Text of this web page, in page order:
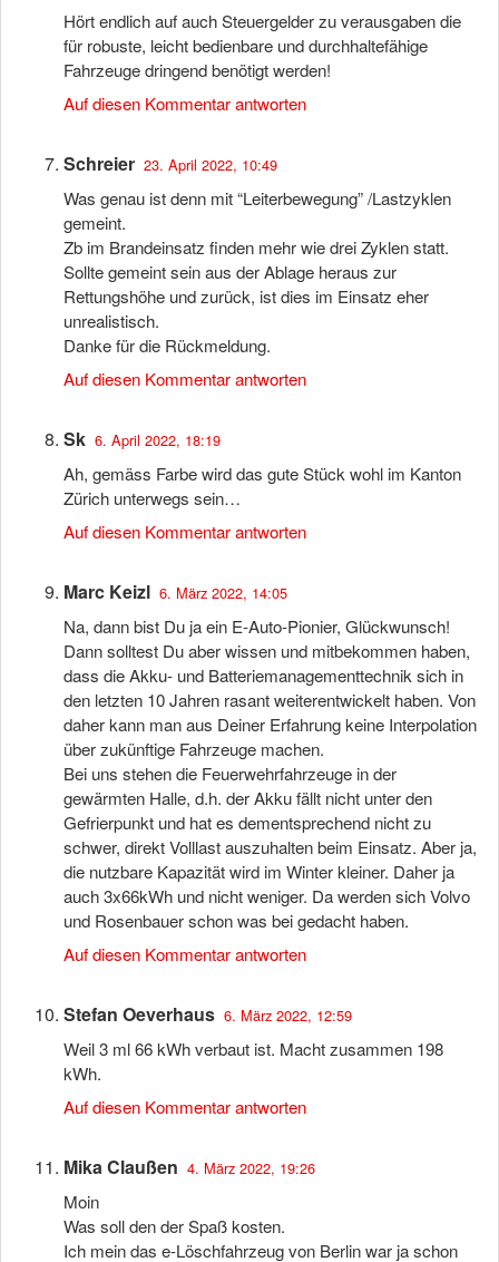
Hört endlich auf auch Steuergelder zu verausgaben die
für robuste, leicht bedienbare und durchhaltefähige
Fahrzeuge dringend benötigt werden!
Auf diesen Kommentar antworten
Schreier 23. April 2022, 10:49
Was genau ist denn mit “Leiterbewegung” /Lastzyklen
gemeint.
Zb im Brandeinsatz finden mehr wie drei Zyklen statt.
Sollte gemeint sein aus der Ablage heraus zur
Rettungshöhe und zurück, ist dies im Einsatz eher
unrealistisch.
Danke für die Rückmeldung.
Auf diesen Kommentar antworten
Sk 6. April 2022, 18:19
Ah, gemäss Farbe wird das gute Stück wohl im Kanton
Zürich unterwegs sein…
Auf diesen Kommentar antworten
Marc Keizl 6. März 2022, 14:05
Na, dann bist Du ja ein E-Auto-Pionier, Glückwunsch!
Dann solltest Du aber wissen und mitbekommen haben,
dass die Akku- und Batteriemanagementtechnik sich in
den letzten 10 Jahren rasant weiterentwickelt haben. Von
daher kann man aus Deiner Erfahrung keine Interpolation
über zukünftige Fahrzeuge machen.
Bei uns stehen die Feuerwehrfahrzeuge in der
gewärmten Halle, d.h. der Akku fällt nicht unter den
Gefrierpunkt und hat es dementsprechend nicht zu
schwer, direkt Volllast auszuhalten beim Einsatz. Aber ja,
die nutzbare Kapazität wird im Winter kleiner. Daher ja
auch 3x66kWh und nicht weniger. Da werden sich Volvo
und Rosenbauer schon was bei gedacht haben.
Auf diesen Kommentar antworten
Stefan Oeverhaus 6. März 2022, 12:59
Weil 3 ml 66 kWh verbaut ist. Macht zusammen 198
kWh.
Auf diesen Kommentar antworten
Mika Claußen 4. März 2022, 19:26
Moin
Was soll den der Spaß kosten.
Ich mein das e-Löschfahrzeug von Berlin war ja schon